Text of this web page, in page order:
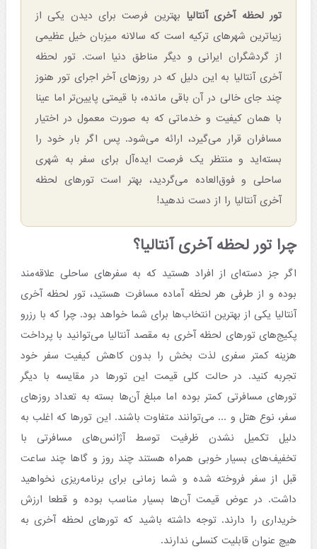
تور لحظه آخری آنتالیا بهترین فرصت برای دیدن یکی از
زیباترین شهرهای ترکیه است که سالانه میزبان خیل عظیمی
از گردشگران ایرانی و دیگر مناطق دنیا است. تور لحظه
آخری آنتالیا به این دلیل که در روزهای آخر اجرای تور هنوز
چند جای خالی در آن باقی مانده، با قیمتی پایین‌تر اما عینا
با همان کیفیت و خدماتی که به صورت معمول در اختیار
مسافران قرار می‌گیرد، ارائه می‌شود. پس اگر بار خود را
بسته‌اید و منتظر یک فرصت ایده‌آل برای سفر به شهری
ساحلی و فوق‌العاده می‌گردید، بهتر است تورهای لحظه
آخری آنتالیا را از دست ندهید!
چرا تور لحظه آخری آنتالیا؟
اگر جز دسته‌ای از افراد هستید که به سفرهای ساحلی علاقه‌مند
بوده و از طرفی هر لحظه آماده مسافرت هستید، تور لحظه آخری
آنتالیا یکی از بهترین انتخاب‌ها برای شما خواهد بود. چرا که با رزرو
پکیج‌های تورهای لحظه‌ آخری به مقصد آنتالیا می‌توانید با پرداخت
هزینه کمتر سفری لذت بخش را بدون کاهش کیفیت سفر خود
تجربه کنید. در حالت کلی قیمت این تورها در مقایسه با دیگر
تورهای مسافرتی کمتر بوده اما مبلغ آن‌ها بسته به تعداد روزهای
سفر، نوع هتل و ... می‌توانند متفاوت باشند. این تورها که اغلب به
دلیل تکمیل نشدن ظرفیت توسط آژانس‌های مسافرتی با
تخفیف‌های بسیار خوبی همراه هستند چند روز و گاها چند ساعت
قبل از سفر فروخته شده و شما زمانی برای برنامه‌ریزی‌ نخواهید
داشت. در عوض قیمت آن‌ها بسیار مناسب بوده و قطعا ارزش
خریداری را دارند. توجه داشته باشید که تورهای لحظه آخری به
هیچ عنوان قابلیت کنسلی ندارند.